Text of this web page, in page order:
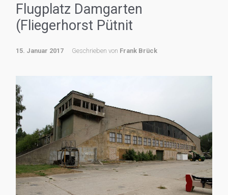
Flugplatz Damgarten
(Fliegerhorst Pütnit
15. Januar 2017 Geschrieben von Frank Brück